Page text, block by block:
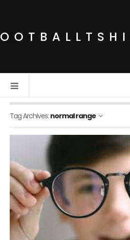
Tag Archives: normal range